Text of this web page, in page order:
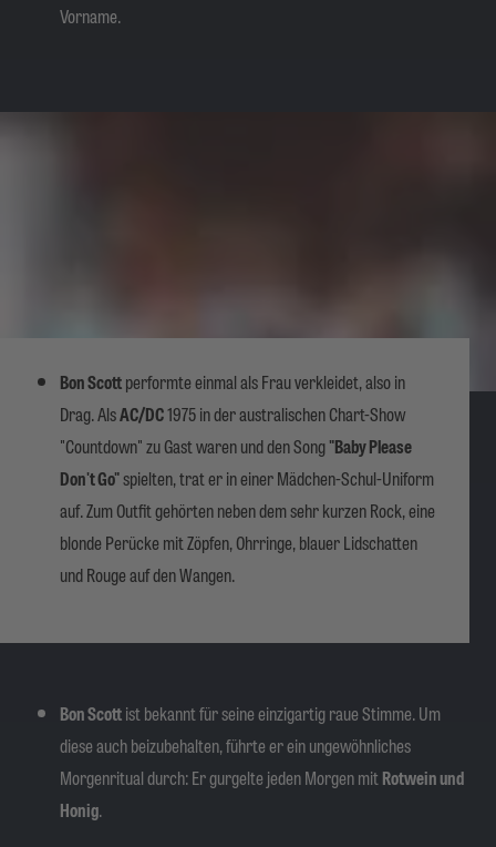
Vorname.
Bon Scottperformte einmal als Frau verkleidet, also in
Drag. AlsAC/DC1975 in der australischen Chart-Show
"Countdown" zu Gast waren und den Song"Baby Please
Don't Go"spielten, trat er in einer Mädchen-Schul-Uniform
auf. Zum Outfit gehörten neben dem sehr kurzen Rock, eine
blonde Perücke mit Zöpfen, Ohrringe, blauer Lidschatten
und Rouge auf den Wangen.
Bon Scottist bekannt für seine einzigartig raue Stimme. Um
diese auch beizubehalten, führte er ein ungewöhnliches
Morgenritual durch: Er gurgelte jeden Morgen mit Rotwein und
Honig.